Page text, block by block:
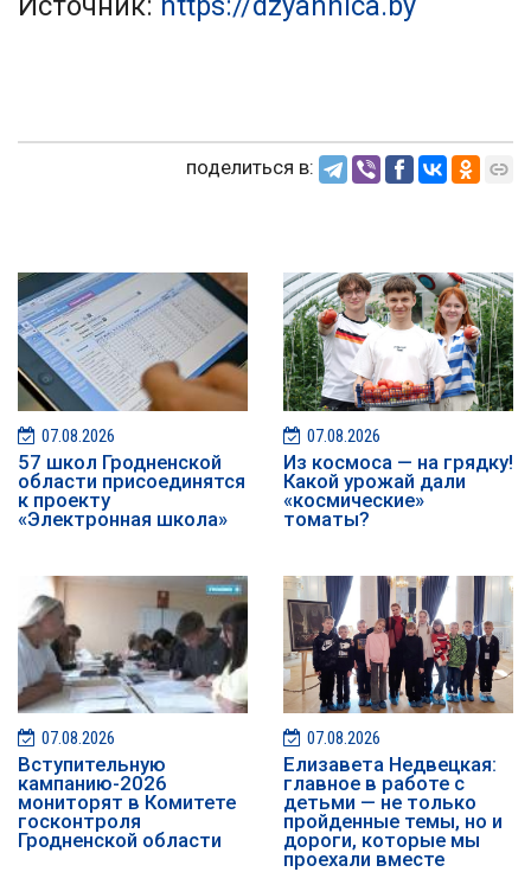
поделиться в:
07.08.2026
57 школ Гродненской
области присоединятся
к проекту
«Электронная школа»
07.08.2026
Из космоса — на грядку!
Какой урожай дали
«космические»
томаты?
07.08.2026
️️Вступительную
кампанию-2026
мониторят в Комитете
госконтроля
Гродненской области
07.08.2026
Елизавета Недвецкая:
главное в работе с
детьми — не только
пройденные темы, но и
дороги, которые мы
проехали вместе